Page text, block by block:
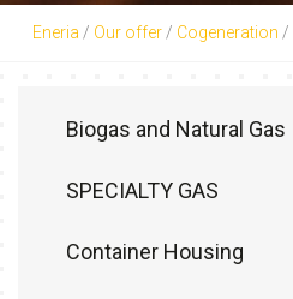
Eneria / Our offer / Cogeneration /
Biogas and Natural Gas
SPECIALTY GAS
Container Housing